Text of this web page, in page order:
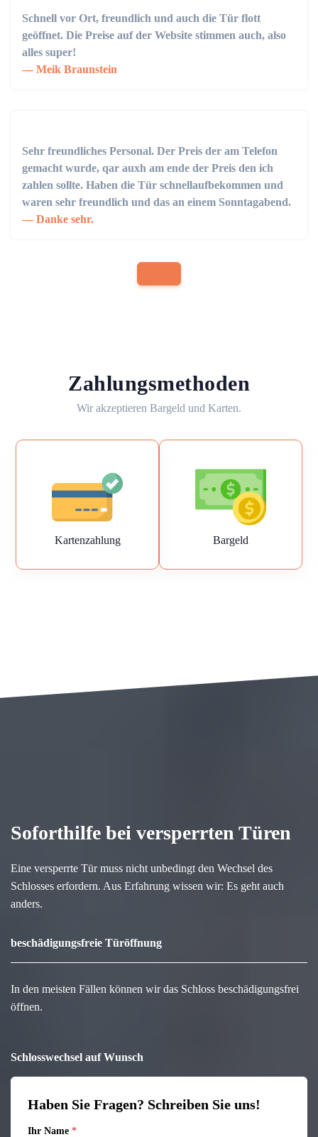
Schnell vor Ort, freundlich und auch die Tür flott
geöffnet. Die Preise auf der Website stimmen auch, also
alles super!
Meik Braunstein
Sehr freundliches Personal. Der Preis der am Telefon
gemacht wurde, qar auxh am ende der Preis den ich
zahlen sollte. Haben die Tür schnellaufbekommen und
waren sehr freundlich und das an einem Sonntagabend.
Danke sehr.
Zahlungsmethoden
Wir akzeptieren Bargeld und Karten.
Kartenzahlung Bargeld
Soforthilfe bei versperrten Türen
Eine versperrte Tür muss nicht unbedingt den Wechsel des
Schlosses erfordern. Aus Erfahrung wissen wir: Es geht auch
anders.
beschädigungsfreie Türöffnung
In den meisten Fällen können wir das Schloss beschädigungsfrei
öffnen.
Schlosswechsel auf Wunsch
Haben Sie Fragen? Schreiben Sie uns!
Ihr Name